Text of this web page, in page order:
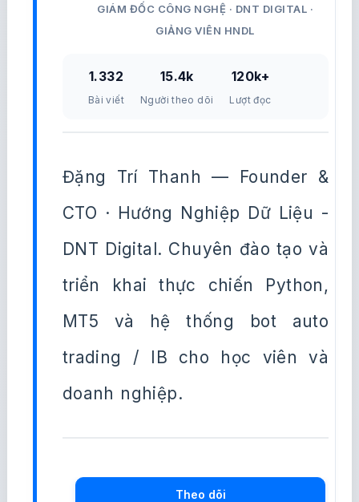
GIÁM ĐỐC CÔNG NGHỆ · DNT DIGITAL ·
GIẢNG VIÊN HNDL
1.332
Bài viết
15.4k
Người theo dõi
120k+
Lượt đọc
Đặng Trí Thanh — Founder &
CTO · Hướng Nghiệp Dữ Liệu -
DNT Digital. Chuyên đào tạo và
triển khai thực chiến Python,
MT5 và hệ thống bot auto
trading / IB cho học viên và
doanh nghiệp.
Theo dõi